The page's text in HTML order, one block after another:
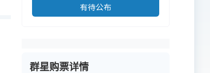
有待公布
群星购票详情